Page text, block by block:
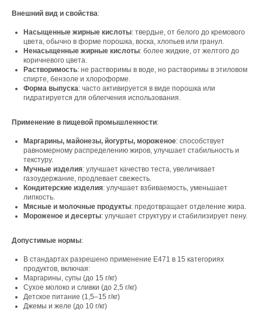
Внешний вид и свойства:
Насыщенные жирные кислоты: твердые, от белого до кремового
цвета, обычно в форме порошка, воска, хлопьев или гранул.
Ненасыщенные жирные кислоты: более жидкие, от желтого до
коричневого цвета.
Растворимость: не растворимы в воде, но растворимы в этиловом
спирте, бензоле и хлороформе.
Форма выпуска: часто активируется в виде порошка или
гидратируется для облегчения использования.
Применение в пищевой промышленности:
Маргарины, майонезы, йогурты, мороженое: способствует
равномерному распределению жиров, улучшает стабильность и
текстуру.
Мучные изделия: улучшает качество теста, увеличивает
газоудержание, продлевает свежесть.
Кондитерские изделия: улучшает взбиваемость, уменьшает
липкость.
Мясные и молочные продукты: предотвращает отделение жира.
Мороженое и десерты: улучшает структуру и стабилизирует пену.
Допустимые нормы:
В стандартах разрешено применение Е471 в 15 категориях
продуктов, включая:
Маргарины, супы (до 15 г/кг)
Сухое молоко и сливки (до 2,5 г/кг)
Детское питание (1,5–15 г/кг)
Джемы и желе (до 10 г/кг)
Свяжитесь с нами
Контакты
Ломоносовский, ул. Академика Пилюгина, д.
12, к. 1, помещ. 3/1